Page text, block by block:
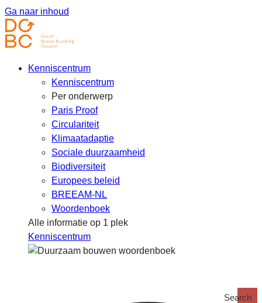
Ga naar inhoud
Kenniscentrum
Kenniscentrum
Per onderwerp
Paris Proof
Circulariteit
Klimaatadaptie
Sociale duurzaamheid
Biodiversiteit
Europees beleid
BREEAM-NL
Woordenboek
Alle informatie op 1 plek
Kenniscentrum
Search